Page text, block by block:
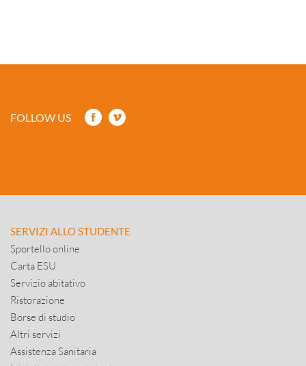
FOLLOW US
SERVIZI ALLO STUDENTE
Sportello online
Carta ESU
Servizio abitativo
Ristorazione
Borse di studio
Altri servizi
Assistenza Sanitaria